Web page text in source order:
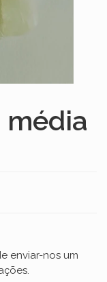
média
enviar-nos um